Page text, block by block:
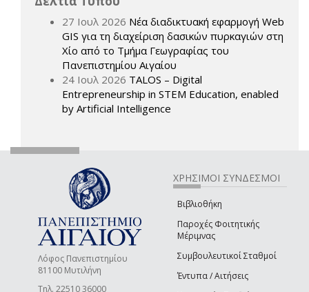
27 Ιουλ 2026 Νέα διαδικτυακή εφαρμογή Web
GIS για τη διαχείριση δασικών πυρκαγιών στη
Χίο από το Τμήμα Γεωγραφίας του
Πανεπιστημίου Αιγαίου
24 Ιουλ 2026 TALOS – Digital
Entrepreneurship in STEM Education, enabled
by Artificial Intelligence
Λόφος Πανεπιστημίου
81100 Μυτιλήνη
Τηλ. 22510 36000
ΧΡΗΣΙΜΟΙ ΣΥΝΔΕΣΜΟΙ
Βιβλιοθήκη
Παροχές Φοιτητικής
Μέριμνας
Συμβουλευτικοί Σταθμοί
Έντυπα / Αιτήσεις